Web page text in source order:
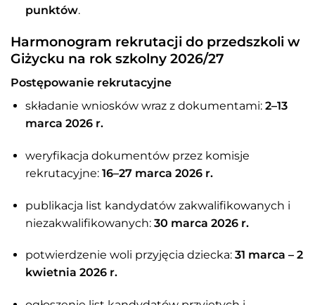
punktów.
Harmonogram rekrutacji do przedszkoli w
Giżycku na rok szkolny 2026/27
Postępowanie rekrutacyjne
składanie wniosków wraz z dokumentami: 2–13
marca 2026 r.
weryfikacja dokumentów przez komisje
rekrutacyjne: 16–27 marca 2026 r.
publikacja list kandydatów zakwalifikowanych i
niezakwalifikowanych: 30 marca 2026 r.
potwierdzenie woli przyjęcia dziecka: 31 marca – 2
kwietnia 2026 r.